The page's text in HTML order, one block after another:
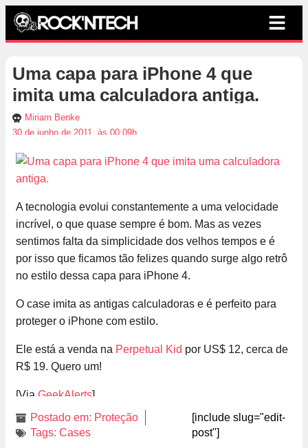
Uma capa para iPhone 4 que
imita uma calculadora antiga.
Miriam Benke
30 de junho de 2011, às 00:09h
A tecnologia evolui constantemente a uma velocidade
incrível, o que quase sempre é bom. Mas as vezes
sentimos falta da simplicidade dos velhos tempos e é
por isso que ficamos tão felizes quando surge algo retrô
no estilo dessa capa para iPhone 4.
O case imita as antigas calculadoras e é perfeito para
proteger o iPhone com estilo.
Ele está a venda na Perpetual Kid por US$ 12, cerca de
R$ 19. Quero um!
[Via GeekAlerts]
Postado em: Proteção
Tags: Cases
[include slug="edit-
post"]